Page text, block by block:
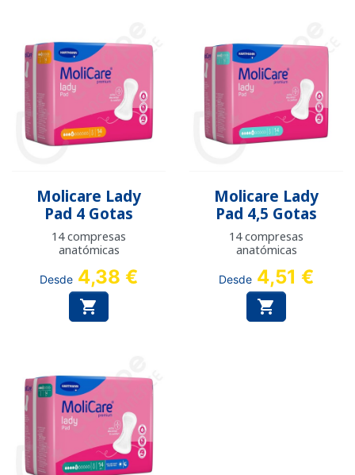
Molicare Lady
Pad 4 Gotas
14 compresas
anatómicas
Desde 4,38 €

Molicare Lady
Pad 4,5 Gotas
14 compresas
anatómicas
Desde 4,51 €
